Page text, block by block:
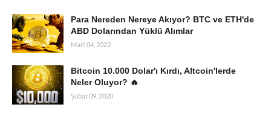
Para Nereden Nereye Akıyor? BTC ve ETH'de
ABD Dolarından Yüklü Alımlar
Mart 04, 2022
Bitcoin 10.000 Dolar'ı Kırdı, Altcoin'lerde
Neler Oluyor? 🔥
Şubat 09, 2020